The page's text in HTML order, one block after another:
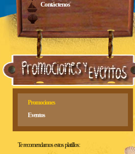
Contáctenos
Promociones
Eventos
Te recomendamos estos platillos: